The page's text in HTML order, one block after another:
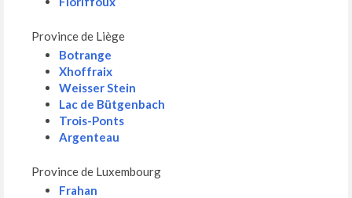
Province de Liège
Botrange
Xhoffraix
Weisser Stein
Lac de Bütgenbach
Trois-Ponts
Argenteau
Province de Luxembourg
Frahan